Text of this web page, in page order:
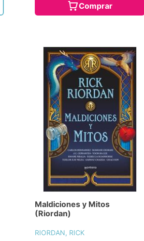
Comprar
Maldiciones y Mitos
(Riordan)
RIORDAN, RICK